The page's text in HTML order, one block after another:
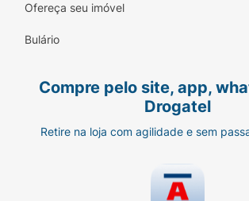
Ofereça seu imóvel
Bulário
Compre pelo site, app,
Drogatel
Retire na loja com agilidade e sem